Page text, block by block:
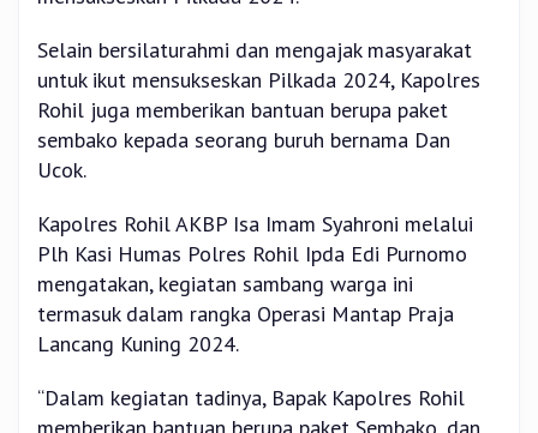
Selain bersilaturahmi dan mengajak masyarakat
untuk ikut mensukseskan Pilkada 2024, Kapolres
Rohil juga memberikan bantuan berupa paket
sembako kepada seorang buruh bernama Dan
Ucok.
Kapolres Rohil AKBP Isa Imam Syahroni melalui
Plh Kasi Humas Polres Rohil Ipda Edi Purnomo
mengatakan, kegiatan sambang warga ini
termasuk dalam rangka Operasi Mantap Praja
Lancang Kuning 2024.
“Dalam kegiatan tadinya, Bapak Kapolres Rohil